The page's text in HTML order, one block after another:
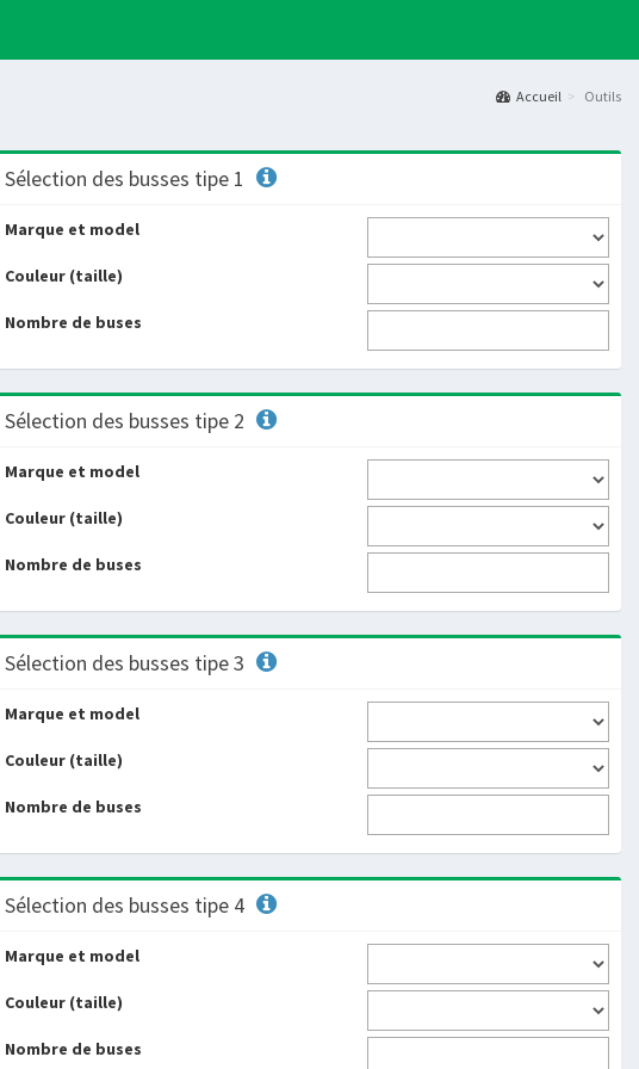
Accueil Outils
Sélection des busses tipe 1
Marque et model
Couleur (taille)
Nombre de buses
Sélection des busses tipe 2
Marque et model
Couleur (taille)
Nombre de buses
Sélection des busses tipe 3
Marque et model
Couleur (taille)
Nombre de buses
Sélection des busses tipe 4
Marque et model
Couleur (taille)
Nombre de buses